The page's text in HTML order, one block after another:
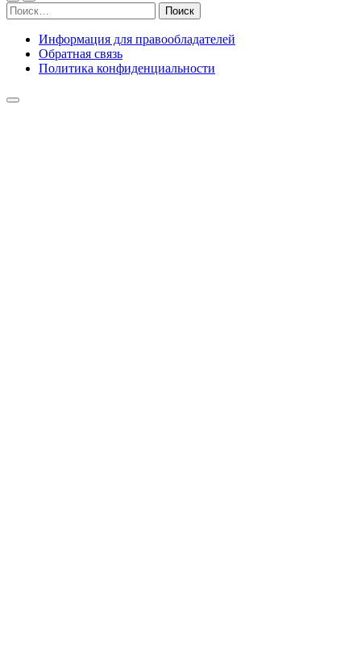
Найти:
Информация для правообладателей
Обратная связь
Политика конфиденциальности